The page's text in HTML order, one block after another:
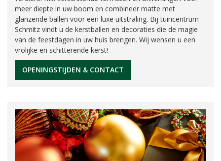
meer diepte in uw boom en combineer matte met
glanzende ballen voor een luxe uitstraling. Bij tuincentrum
Schmitz vindt u de kerstballen en decoraties die de magie
van de feestdagen in uw huis brengen. Wij wensen u een
vrolijke en schitterende kerst!
OPENINGSTIJDEN & CONTACT